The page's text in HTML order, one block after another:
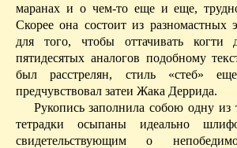
маранах и о чем-то еще и еще,
Скорее она состоит из разномастных
для того, чтобы оттачивать
пятидесятых аналогов подобному
был расстрелян, стиль «стеб»
предчувствовал затеи Жака Деррида.
Рукопись заполнила собою одну
тетрадки осыпаны идеально
свидетельствующим о